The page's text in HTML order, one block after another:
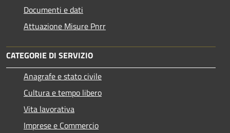
Documenti e dati
Attuazione Misure Pnrr
CATEGORIE DI SERVIZIO
Anagrafe e stato civile
Cultura e tempo libero
Vita lavorativa
Imprese e Commercio